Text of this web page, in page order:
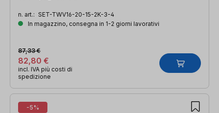
n. art.: SET-TWV16-20-15-2K-3-4
In magazzino, consegna in 1-2 giorni lavorativi
82,80 €
87,33 €
incl. IVA più costi di
spedizione
-5%